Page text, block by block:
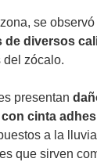
se observó
de diversos
del zócalo.
presentan
cinta
a la
que sirven